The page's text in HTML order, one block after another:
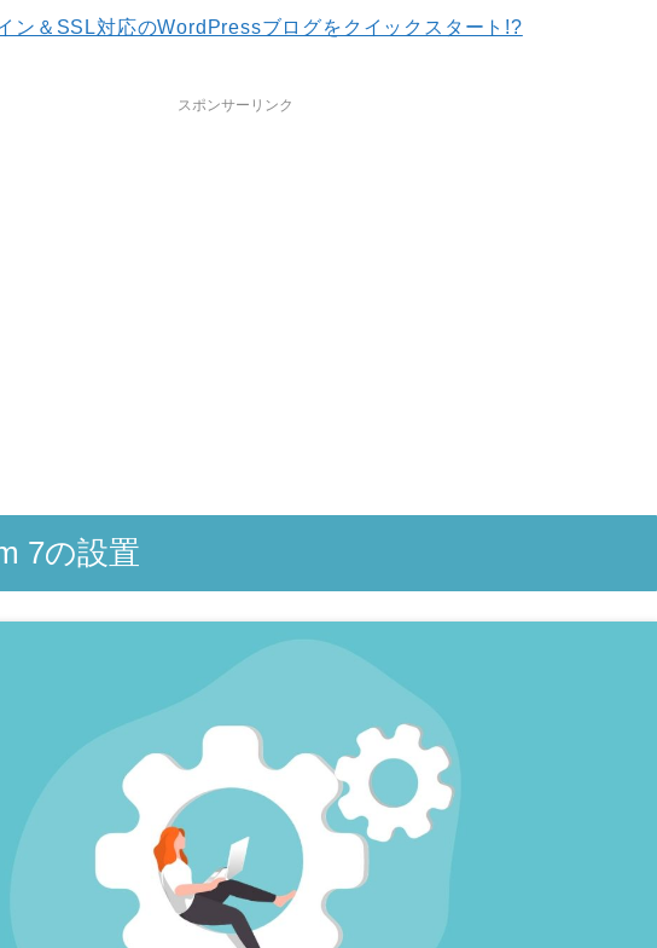
ン＆SSL対応のWordPressブログをクイックスタート!?
スポンサーリンク
7の設置